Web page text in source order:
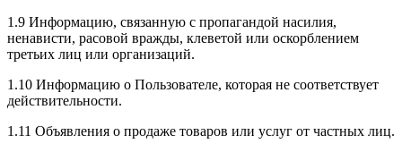
1.9 Информацию, связанную с пропагандой насилия,
ненависти, расовой вражды, клеветой или оскорблением
третьих лиц или организаций.
1.10 Информацию о Пользователе, которая не соответствует
действительности.
1.11 Объявления о продаже товаров или услуг от частных лиц.